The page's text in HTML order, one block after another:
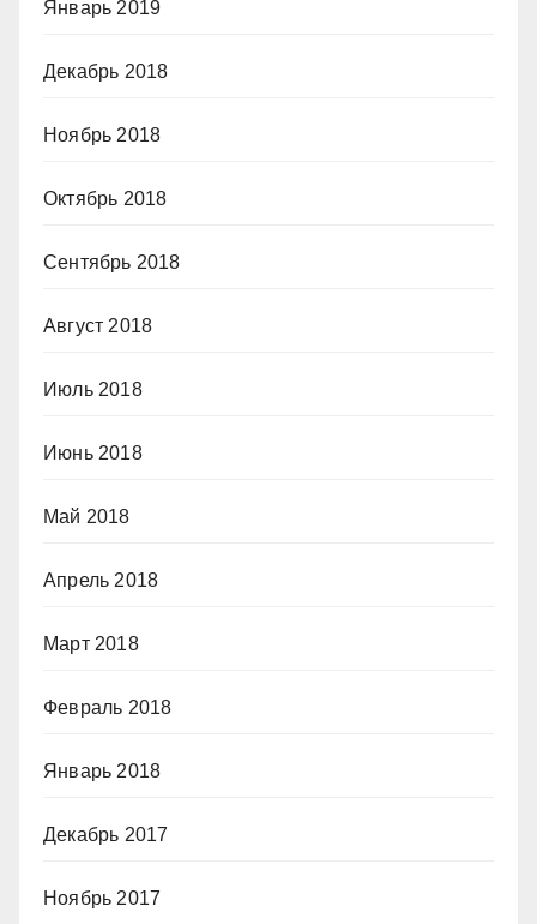
Январь 2019
Декабрь 2018
Ноябрь 2018
Октябрь 2018
Сентябрь 2018
Август 2018
Июль 2018
Июнь 2018
Май 2018
Апрель 2018
Март 2018
Февраль 2018
Январь 2018
Декабрь 2017
Ноябрь 2017